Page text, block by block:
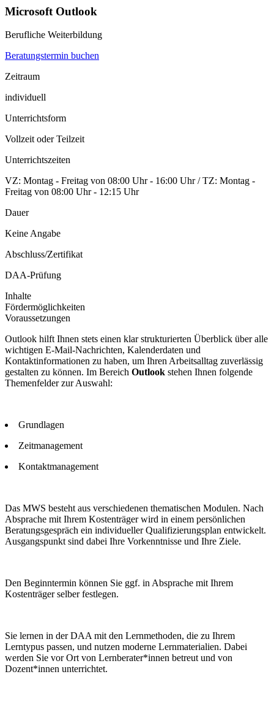
Microsoft Outlook
Berufliche Weiterbildung
Beratungstermin buchen
Zeitraum
individuell
Unterrichtsform
Vollzeit oder Teilzeit
Unterrichtszeiten
VZ: Montag - Freitag von 08:00 Uhr - 16:00 Uhr / TZ: Montag -
Freitag von 08:00 Uhr - 12:15 Uhr
Dauer
Keine Angabe
Abschluss/Zertifikat
DAA-Prüfung
Inhalte
Fördermöglichkeiten
Voraussetzungen
Outlook hilft Ihnen stets einen klar strukturierten Überblick über alle
wichtigen E-Mail-Nachrichten, Kalenderdaten und
Kontaktinformationen zu haben, um Ihren Arbeitsalltag zuverlässig
gestalten zu können. Im Bereich Outlook stehen Ihnen folgende
Themenfelder zur Auswahl:
Grundlagen
Zeitmanagement
Kontaktmanagement
Das MWS besteht aus verschiedenen thematischen Modulen. Nach
Absprache mit Ihrem Kostenträger wird in einem persönlichen
Beratungsgespräch ein individueller Qualifizierungsplan entwickelt.
Ausgangspunkt sind dabei Ihre Vorkenntnisse und Ihre Ziele.
Den Beginntermin können Sie ggf. in Absprache mit Ihrem
Kostenträger selber festlegen.
Sie lernen in der DAA mit den Lernmethoden, die zu Ihrem
Lerntypus passen, und nutzen moderne Lernmaterialien. Dabei
werden Sie vor Ort von Lernberater*innen betreut und von
Dozent*innen unterrichtet.